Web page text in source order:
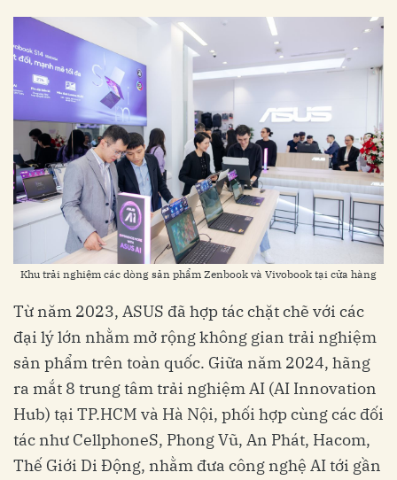
Khu trải nghiệm các dòng sản phẩm Zenbook và Vivobook tại cửa hàng
Từ năm 2023, ASUS đã hợp tác chặt chẽ với các
đại lý lớn nhằm mở rộng không gian trải nghiệm
sản phẩm trên toàn quốc. Giữa năm 2024, hãng
ra mắt 8 trung tâm trải nghiệm AI (AI Innovation
Hub) tại TP.HCM và Hà Nội, phối hợp cùng các đối
tác như CellphoneS, Phong Vũ, An Phát, Hacom,
Thế Giới Di Động, nhằm đưa công nghệ AI tới gần